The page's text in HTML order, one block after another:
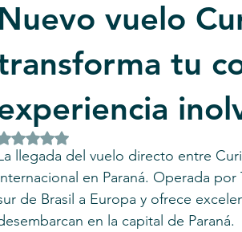
Nuevo vuelo
tu
Obtuvo NaN de 5 estrellas.
llegada del vuelo directo entre
en Paraná. Operada por
de Brasil a Europa y ofrece
en la capital de Paraná.